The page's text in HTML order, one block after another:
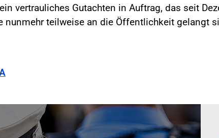
vertrauliches Gutachten in Auftrag, das seit
nunmehr teilweise an die Öffentlichkeit gelangt